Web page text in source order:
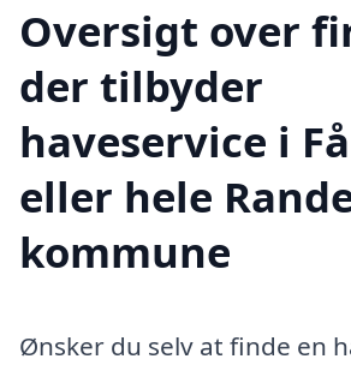
Oversigt over
der tilbyder
haveservice i
eller hele
kommune
Ønsker du selv at finde en